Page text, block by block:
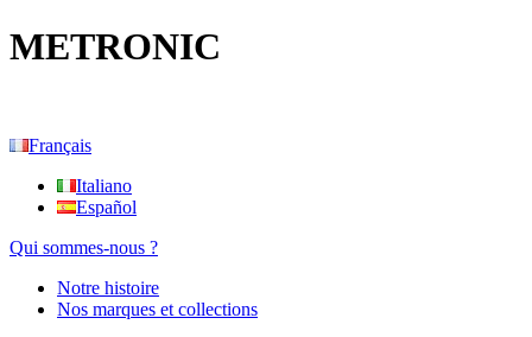
METRONIC
Français
Italiano
Español
Qui sommes-nous ?
Notre histoire
Nos marques et collections